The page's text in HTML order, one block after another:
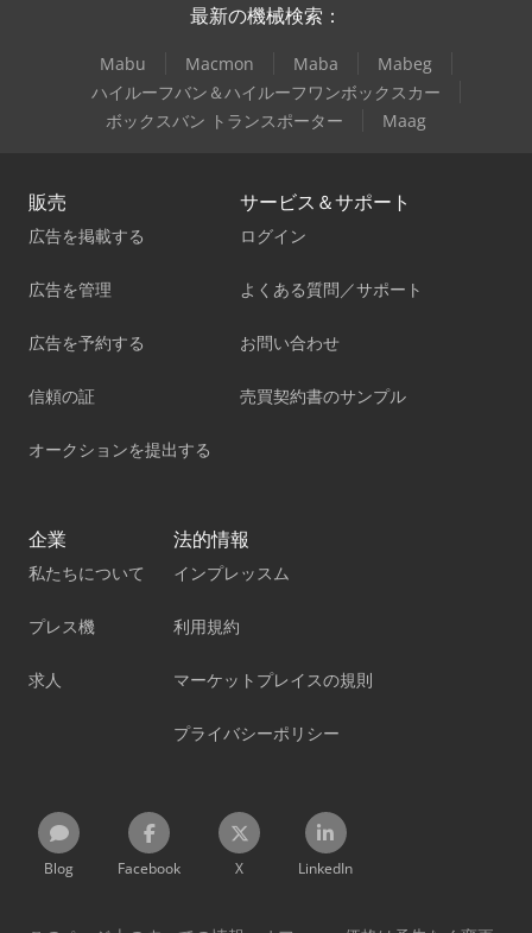
最新の機械検索：
Mabu Macmon Maba
Mabeg
ハイルーフバン＆ハイルーフワンボックスカー
ボックスバン トランスポーター
Maag
販売
広告を掲載する
広告を管理
広告を予約する
信頼の証
オークションを提出する
サービス＆サポート
ログイン
よくある質問／サポート
お問い合わせ
売買契約書のサンプル
企業
私たちについて
プレス機
求人
法的情報
インプレッスム
利用規約
マーケットプレイスの規則
プライバシーポリシー
Blog Facebook X LinkedIn